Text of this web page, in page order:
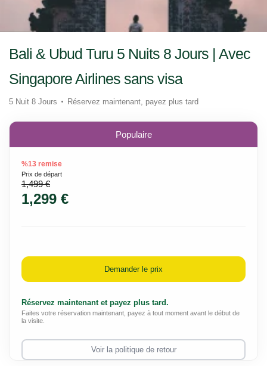
Bali & Ubud Turu 5 Nuits 8 Jours | Avec
Singapore Airlines sans visa
5 Nuit 8 Jours Réservez maintenant, payez plus tard
Populaire
%13 remise
Prix ​​de départ
1,499 €
1,299 €
Demander le prix
Réservez maintenant et payez plus tard.
Faites votre réservation maintenant, payez à tout moment avant le début de
la visite.
Voir la politique de retour